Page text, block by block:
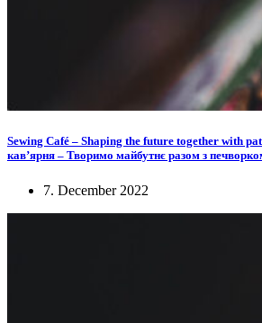
Sewing Café – Shaping the future together with
кав’ярня – Творимо майбутнє разом з
7. December 2022